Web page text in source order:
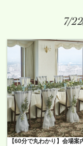
7/22
【60分で丸わかり】会場案